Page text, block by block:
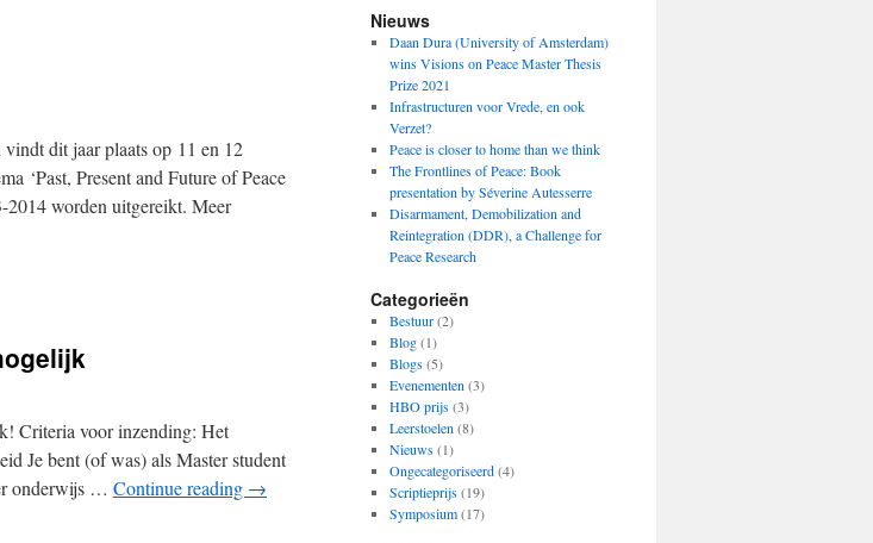
dit jaar plaats op 11 en 12
‘Past, Present and Future of Peace
2014 worden uitgereikt. Meer
Criteria voor inzending: Het
Je bent (of was) als Master student
onderwijs … Continue reading →
Nieuws
Daan Dura (University of Amsterdam)
wins Visions on Peace Master Thesis
Prize 2021
Infrastructuren voor Vrede, en ook
Verzet?
Peace is closer to home than we think
The Frontlines of Peace: Book
presentation by Séverine Autesserre
Disarmament, Demobilization and
Reintegration (DDR), a Challenge for
Peace Research
Categorieën
Bestuur(2)
Blog(1)
Blogs(5)
Evenementen (3)
HBO prijs(3)
Leerstoelen (8)
Nieuws(1)
Ongecategoriseerd(4)
Scriptieprijs(19)
Symposium(17)